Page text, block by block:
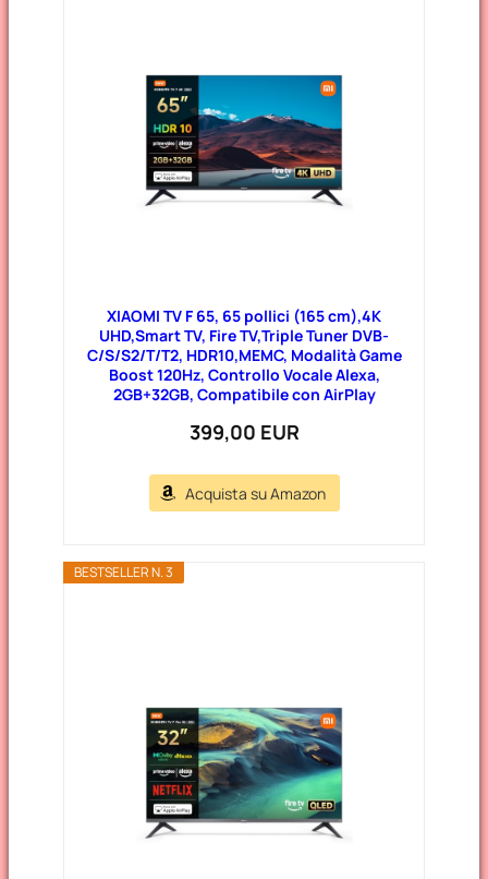
XIAOMI TV F 65, 65 pollici (165 cm),4K
UHD,Smart TV, Fire TV,Triple Tuner DVB-
C/S/S2/T/T2, HDR10,MEMC, Modalità Game
Boost 120Hz, Controllo Vocale Alexa,
2GB+32GB, Compatibile con AirPlay
399,00 EUR
Acquista su Amazon
BESTSELLER N. 3